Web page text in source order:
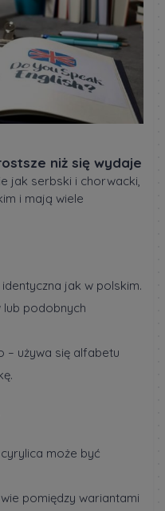
niż się wydaje
jak serbski i chorwacki,
i mają wiele
jak w polskim.
lub podobnych
– używa się alfabetu
może być
pomiędzy wariantami